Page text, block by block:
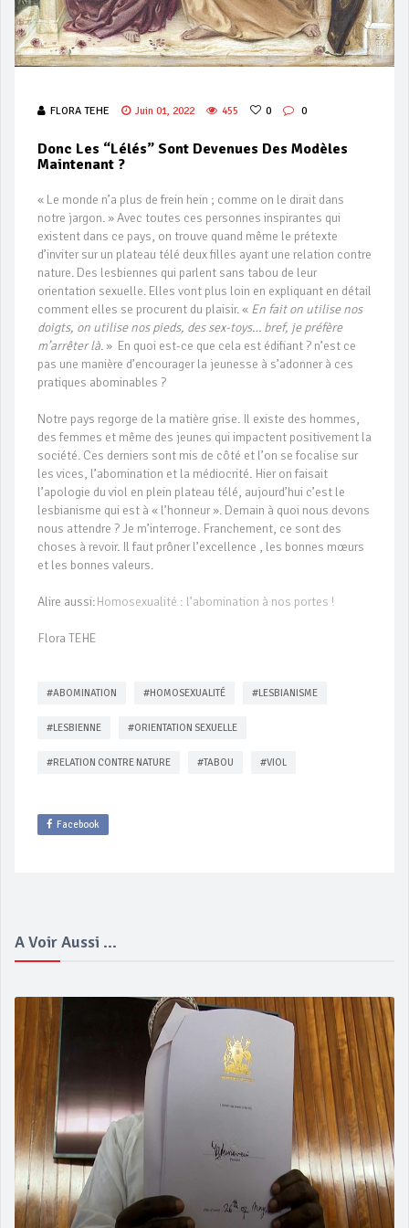
FLORA TEHE Juin 01, 2022 455 0 0
Donc Les “Lélés” Sont Devenues Des Modèles
Maintenant ?
« Le monde n’a plus de frein hein ; comme on le dirait dans
notre jargon. » Avec toutes ces personnes inspirantes qui
existent dans ce pays, on trouve quand même le prétexte
d’inviter sur un plateau télé deux filles ayant une relation contre
nature. Des lesbiennes qui parlent sans tabou de leur
orientation sexuelle. Elles vont plus loin en expliquant en détail
comment elles se procurent du plaisir. « En fait on utilise nos
doigts, on utilise nos pieds, des sex-toys… bref, je préfère
m’arrêter là. » En quoi est-ce que cela est édifiant ? n’est ce
pas une manière d’encourager la jeunesse à s’adonner à ces
pratiques abominables ?
Notre pays regorge de la matière grise. Il existe des hommes,
des femmes et même des jeunes qui impactent positivement la
société. Ces derniers sont mis de côté et l’on se focalise sur
les vices, l’abomination et la médiocrité. Hier on faisait
l’apologie du viol en plein plateau télé, aujourd’hui c’est le
lesbianisme qui est à « l’honneur ». Demain à quoi nous devons
nous attendre ? Je m’interroge. Franchement, ce sont des
choses à revoir. Il faut prôner l’excellence , les bonnes mœurs
et les bonnes valeurs.
Alire aussi:Homosexualité : l’abomination à nos portes !
Flora TEHE
#ABOMINATION #HOMOSEXUALITÉ #LESBIANISME
#LESBIENNE #ORIENTATION SEXUELLE
#RELATION CONTRE NATURE #TABOU #VIOL
Facebook
A Voir Aussi ...